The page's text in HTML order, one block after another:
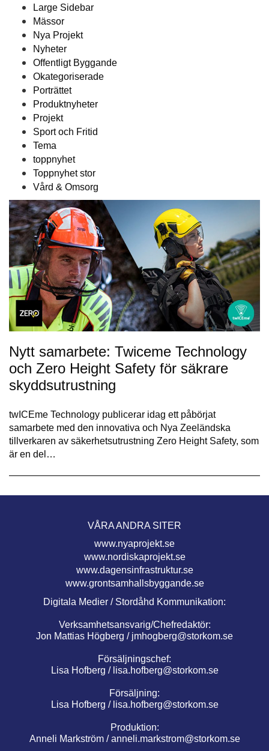
Large Sidebar
Mässor
Nya Projekt
Nyheter
Offentligt Byggande
Okategoriserade
Porträttet
Produktnyheter
Projekt
Sport och Fritid
Tema
toppnyhet
Toppnyhet stor
Vård & Omsorg
Nytt samarbete: Twiceme Technology
och Zero Height Safety för säkrare
skyddsutrustning
twICEme Technology publicerar idag ett påbörjat
samarbete med den innovativa och Nya Zeeländska
tillverkaren av säkerhetsutrustning Zero Height Safety, som
är en del…
VÅRA ANDRA SITER
www.nyaprojekt.se
www.nordiskaprojekt.se
www.dagensinfrastruktur.se
www.grontsamhallsbyggande.se
Digitala Medier / Stordåhd Kommunikation:
Verksamhetsansvarig/Chefredaktör:
Jon Mattias Högberg / jmhogberg@storkom.se
Försäljningschef:
Lisa Hofberg / lisa.hofberg@storkom.se
Försäljning:
Lisa Hofberg / lisa.hofberg@storkom.se
Produktion:
Anneli Markström /anneli.markstrom@storkom.se